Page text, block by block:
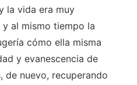
la vida era muy
y al mismo tiempo la
cómo ella misma
y evanescencia de
de nuevo, recuperando